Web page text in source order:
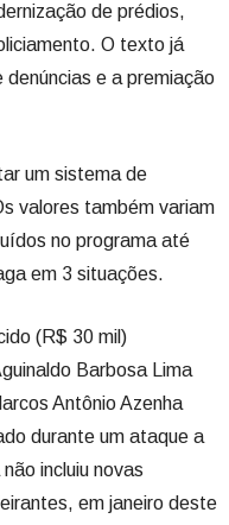
de prédios,
O texto já
e a premiação
um sistema de
valores também variam
no programa até
em 3 situações.
(R$ 30 mil)
Barbosa Lima
Antônio Azenha
durante um ataque a
incluiu novas
em janeiro deste